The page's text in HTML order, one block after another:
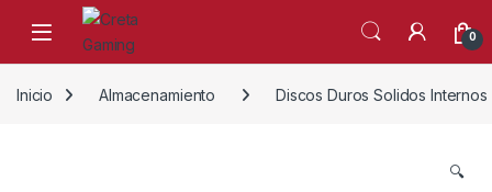
Skip to navigation
Skip to content
0
Inicio Almacenamiento Discos Duros Solidos Internos
🔍